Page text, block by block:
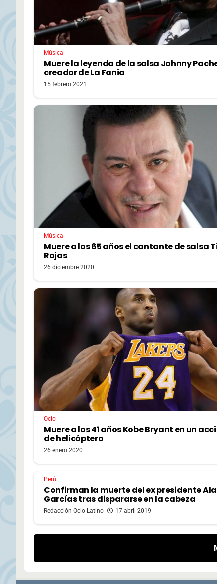
Música
Muere la leyenda de la salsa Johnny
creador de La Fania
15 febrero 2021
Música
Muere a los 65 años el cantante de salsa
Rojas
26 diciembre 2020
Ocio
Muere a los 41 años Kobe Bryant en un
de helicóptero
26 enero 2020
Perú
Confirman la muerte del ex presidente
Garcías tras dispararse en la cabeza
Redacción Ocio Latino 17 abril 2019